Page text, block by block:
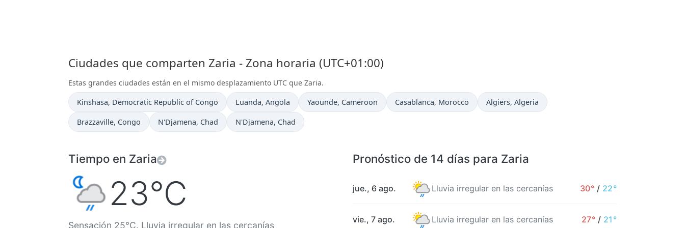
Ciudades que comparten Zaria - Zona horaria (UTC+01:00)
Estas grandes ciudades están en el mismo desplazamiento UTC que Zaria.
Hora actual en
Kinshasa, Democratic Republic of Congo Hora actual en
Luanda, Angola Hora actual en
Yaounde, Cameroon Hora actual en
Casablanca, Morocco Hora actual en
Algiers, Algeria
Hora actual en
Brazzaville, Congo Hora actual en
N'Djamena, Chad Hora actual en
N'Djamena, Chad
Tiempo en Zaria
23°C
Sensación 25°C. Lluvia irregular en las cercanías
Pronóstico de 14 días para Zaria
jue., 6 ago. Lluvia irregular en las cercanías 30° / 22°
vie., 7 ago. Lluvia irregular en las cercanías 27° / 21°